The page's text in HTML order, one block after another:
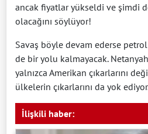
ancak fiyatlar yükseldi ve şimdi
olacağını söylüyor!
Savaş böyle devam ederse
de bir yolu kalmayacak.
yalnızca Amerikan çıkarlarını
ülkelerin çıkarlarını da yok
İlişkili haber: